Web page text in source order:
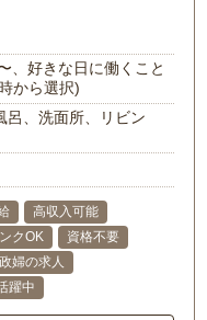
、好きな日に働くこと
から選択)
呂、洗面所、リビン
高収入可能
クOK
資格不要
婦の求人
躍中